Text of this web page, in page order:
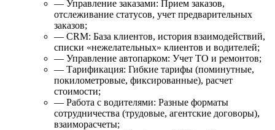
— Управление заказами: Прием заказов,
отслеживание статусов, учет предварительных
заказов;
— CRM: База клиентов, история взаимодействий,
списки «нежелательных» клиентов и водителей;
— Управление автопарком: Учет ТО и ремонтов;
— Тарификация: Гибкие тарифы (поминутные,
покилометровые, фиксированные), расчет
стоимости;
— Работа с водителями: Разные форматы
сотрудничества (трудовые, агентские договоры),
взаиморасчеты;